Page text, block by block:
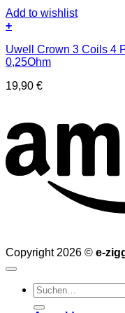
Add to wishlist
+
Uwell Crown 3 Coils 4
0,25Ohm
19,90 €
Copyright 2026 © e-
Suchen
nach: